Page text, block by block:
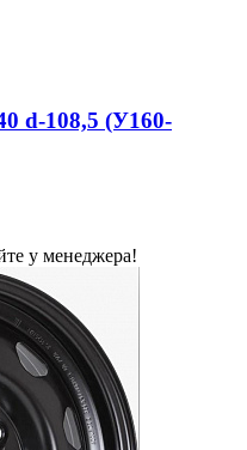
d-108,5 (У160-
у менеджера!